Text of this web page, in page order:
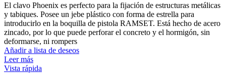
El clavo Phoenix es perfecto para la fijación de estructuras metálicas
y tabiques. Posee un jebe plástico con forma de estrella para
introducirlo en la boquilla de pistola RAMSET. Está hecho de acero
zincado, por lo que puede perforar el concreto y el hormigón, sin
deformarse, ni rompers
Añadir a lista de deseos
Leer más
Vista rápida